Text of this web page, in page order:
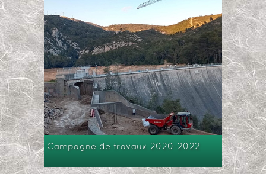
Campagne de travaux 2020-2022